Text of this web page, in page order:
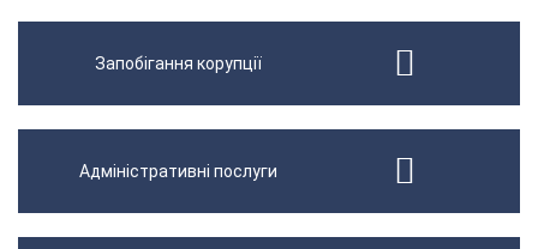
Запобігання корупції
Адміністративні послуги